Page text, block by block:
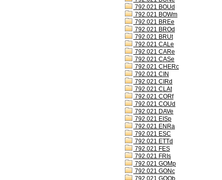
792.021 BOUd
792.021 BOWm
792.021 BREe
792.021 BROd
792.021 BRUt
792.021 CALe
792.021 CARe
792.021 CASe
792.021 CHERc
792.021 CIN
792.021 CIRd
792.021 CLAt
792.021 CORf
792.021 COUd
792.021 DAVe
792.021 EISp
792.021 ENRa
792.021 ESC
792.021 ETTd
792.021 FES
792.021 FRIs
792.021 GOMp
792.021 GONc
792.021 GOOb